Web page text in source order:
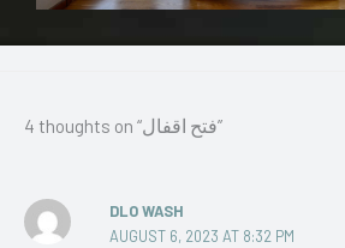
4 thoughts on “فتح اقفال”
DLO WASH
AUGUST 6, 2023 AT 8:32 PM